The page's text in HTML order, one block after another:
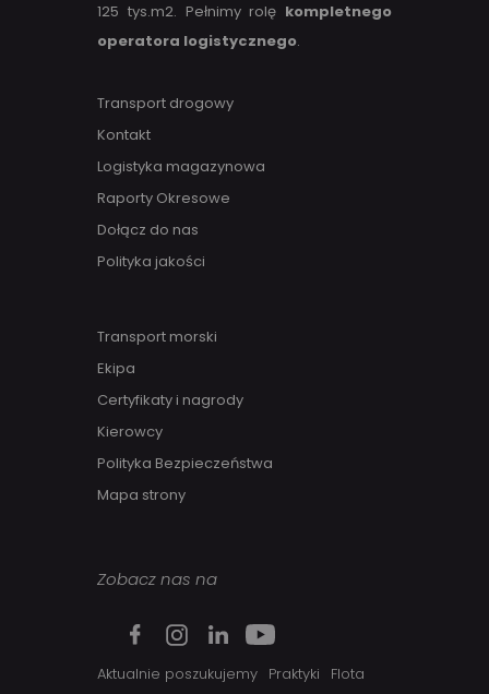
125 tys.m2. Pełnimy rolę kompletnego
operatora logistycznego.
Transport drogowy
Kontakt
Logistyka magazynowa
Raporty Okresowe
Dołącz do nas
Polityka jakości
Transport morski
Ekipa
Certyfikaty i nagrody
Kierowcy
Polityka Bezpieczeństwa
Mapa strony
Zobacz nas na
Aktualnie poszukujemy Praktyki Flota